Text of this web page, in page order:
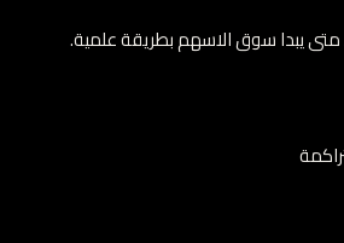
يبدا سوق الاسهم بطريقة علمية.